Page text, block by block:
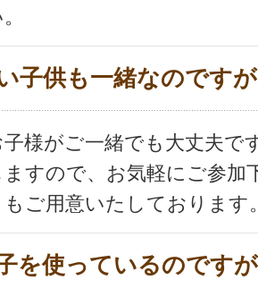
子供も一緒なのです
子様がご一緒でも大丈夫で
ますので、お気軽にご参加
もご用意いたしております
を使っているのです